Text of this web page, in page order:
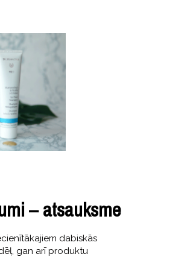
– atsauksme
dabiskās
gan arī produktu